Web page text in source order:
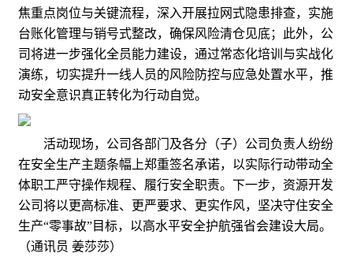
焦重点岗位与关键流程，深入开展拉网式隐患排查，实施
台账化管理与销号式整改，确保风险清仓见底；此外，公
司将进一步强化全员能力建设，通过常态化培训与实战化
演练，切实提升一线人员的风险防控与应急处置水平，推
动安全意识真正转化为行动自觉。
活动现场，公司各部门及各分（子）公司负责人纷纷
在安全生产主题条幅上郑重签名承诺，以实际行动带动全
体职工严守操作规程、履行安全职责。下一步，资源开发
公司将以更高标准、更严要求、更实作风，坚决守住安全
生产“零事故”目标，以高水平安全护航强省会建设大局。
（通讯员 姜莎莎）